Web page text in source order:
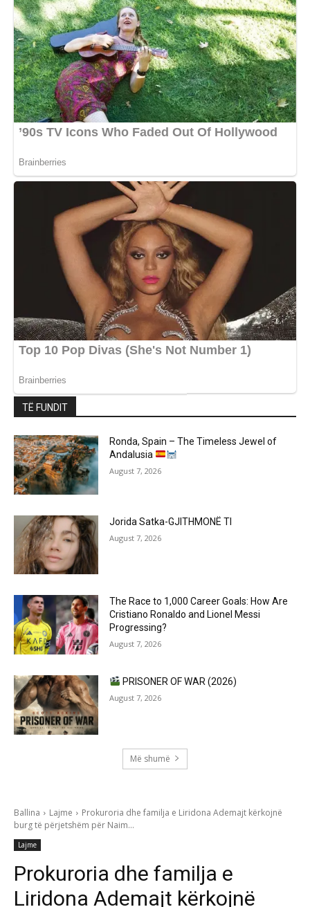
TË FUNDIT
Ronda, Spain – The Timeless Jewel of
Andalusia
August 7, 2026
Jorida Satka-GJITHMONË TI
August 7, 2026
The Race to 1,000 Career Goals: How Are
Cristiano Ronaldo and Lionel Messi
Progressing?
August 7, 2026
PRISONER OF WAR (2026)
August 7, 2026
Më shumë